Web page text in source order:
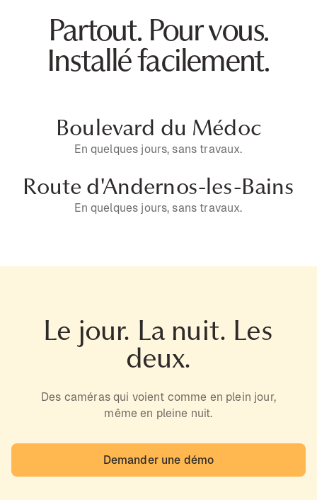
Partout. Pour vous.
Installé facilement.
Boulevard du Médoc
En quelques jours, sans travaux.
Route d'Andernos-les-Bains
En quelques jours, sans travaux.
Le jour. La nuit. Les
deux.
Des caméras qui voient comme en plein jour,
même en pleine nuit.
Demander une démo